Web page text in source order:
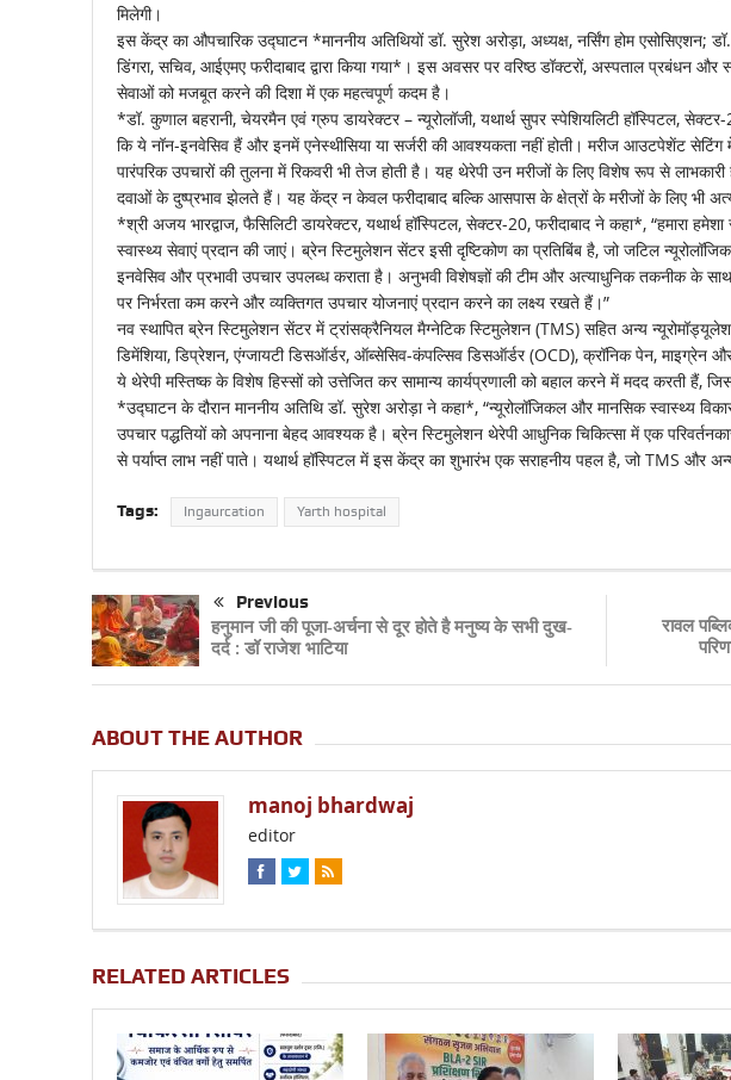
मिलेगी।
इस केंद्र का औपचारिक उद्घाटन *माननीय अतिथियों डॉ. सुरेश अरोड़ा, अध्यक्ष, नर्सिंग होम एसोसिएशन;
डिंगरा, सचिव, आईएमए फरीदाबाद द्वारा किया गया*। इस अवसर पर वरिष्ठ डॉक्टरों, अस्पताल प्रबंधन और
सेवाओं को मजबूत करने की दिशा में एक महत्वपूर्ण कदम है।
*डॉ. कुणाल बहरानी, चेयरमैन एवं ग्रुप डायरेक्टर – न्यूरोलॉजी, यथार्थ सुपर स्पेशियलिटी हॉस्पिटल,
कि ये नॉन-इनवेसिव हैं और इनमें एनेस्थीसिया या सर्जरी की आवश्यकता नहीं होती। मरीज आउटपेशेंट
पारंपरिक उपचारों की तुलना में रिकवरी भी तेज होती है। यह थेरेपी उन मरीजों के लिए विशेष रूप से
दवाओं के दुष्प्रभाव झेलते हैं। यह केंद्र न केवल फरीदाबाद बल्कि आसपास के क्षेत्रों के मरीजों के लिए भी
*श्री अजय भारद्वाज, फैसिलिटी डायरेक्टर, यथार्थ हॉस्पिटल, सेक्टर-20, फरीदाबाद ने कहा*, “हमारा
स्वास्थ्य सेवाएं प्रदान की जाएं। ब्रेन स्टिमुलेशन सेंटर इसी दृष्टिकोण का प्रतिबिंब है, जो जटिल
इनवेसिव और प्रभावी उपचार उपलब्ध कराता है। अनुभवी विशेषज्ञों की टीम और अत्याधुनिक तकनीक के
पर निर्भरता कम करने और व्यक्तिगत उपचार योजनाएं प्रदान करने का लक्ष्य रखते हैं।”
नव स्थापित ब्रेन स्टिमुलेशन सेंटर में ट्रांसक्रैनियल मैग्नेटिक स्टिमुलेशन (TMS) सहित अन्य
डिमेंशिया, डिप्रेशन, एंग्जायटी डिसऑर्डर, ऑब्सेसिव-कंपल्सिव डिसऑर्डर (OCD), क्रॉनिक पेन, माइग्रेन और
ये थेरेपी मस्तिष्क के विशेष हिस्सों को उत्तेजित कर सामान्य कार्यप्रणाली को बहाल करने में मदद करती हैं,
*उद्घाटन के दौरान माननीय अतिथि डॉ. सुरेश अरोड़ा ने कहा*, “न्यूरोलॉजिकल और मानसिक स्वास्थ्य
उपचार पद्धतियों को अपनाना बेहद आवश्यक है। ब्रेन स्टिमुलेशन थेरेपी आधुनिक चिकित्सा में एक
से पर्याप्त लाभ नहीं पाते। यथार्थ हॉस्पिटल में इस केंद्र का शुभारंभ एक सराहनीय पहल है, जो TMS और
Tags: Ingaurcation Yarth hospital
Previous
हनुमान जी की पूजा-अर्चना से दूर होते है मनुष्य के सभी दुख-
दर्द : डॉ राजेश भाटिया
रावल
ABOUT THE AUTHOR
manoj bhardwaj
editor
RELATED ARTICLES